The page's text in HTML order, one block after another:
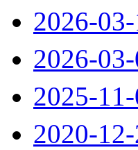
2026-
2026-
2025-
2020-